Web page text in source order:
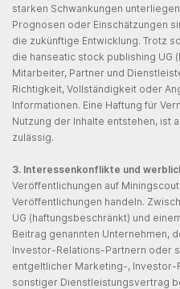
starken Schwankungen
Prognosen oder Einschätzungen
die zukünftige Entwicklung. Trotz
die hanseatic stock publishing UG
Mitarbeiter, Partner und
Richtigkeit, Vollständigkeit oder
Informationen. Eine Haftung für
Nutzung der Inhalte entstehen, ist
zulässig.
3. Interessenkonflikte und
Veröffentlichungen auf
Veröffentlichungen handeln.
UG (haftungsbeschränkt) und
Beitrag genannten Unternehmen,
Investor-Relations-Partnern oder
entgeltlicher Marketing-,
sonstiger Dienstleistungsvertrag